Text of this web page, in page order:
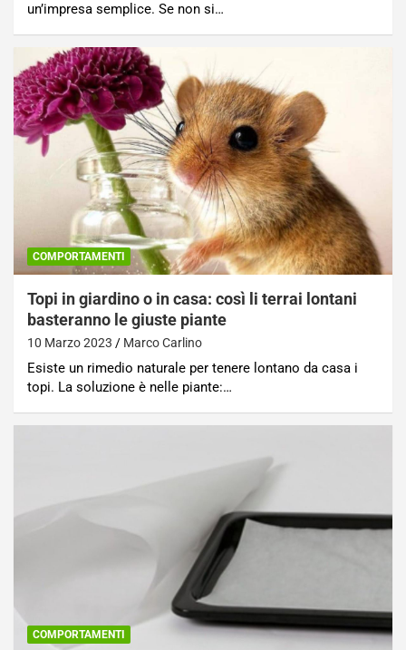
un’impresa semplice. Se non si…
COMPORTAMENTI
Topi in giardino o in casa: così li terrai lontani
basteranno le giuste piante
10 Marzo 2023 Marco Carlino
Esiste un rimedio naturale per tenere lontano da casa i
topi. La soluzione è nelle piante:…
COMPORTAMENTI